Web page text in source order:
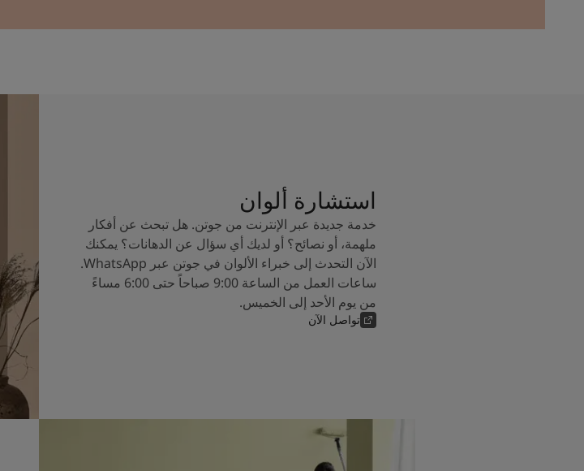
استشارة ألوان
خدمة جديدة عبر الإنترنت من جوتن. هل تبحث عن أفكار
ملهمة، أو نصائح؟ أو لديك أي سؤال عن الدهانات؟ يمكنك
الآن التحدث إلى خبراء الألوان في جوتن عبر WhatsApp.
ساعات العمل من الساعة 9:00 صباحاً حتى 6:00 مساءً
من يوم الأحد إلى الخميس.
تواصل الآن